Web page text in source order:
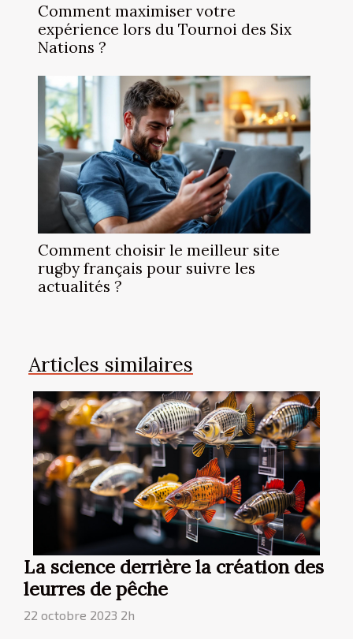
Comment maximiser votre
expérience lors du Tournoi des Six
Nations ?
Comment choisir le meilleur site
rugby français pour suivre les
actualités ?
Articles similaires
La science derrière la création des
leurres de pêche
22 octobre 2023 2h